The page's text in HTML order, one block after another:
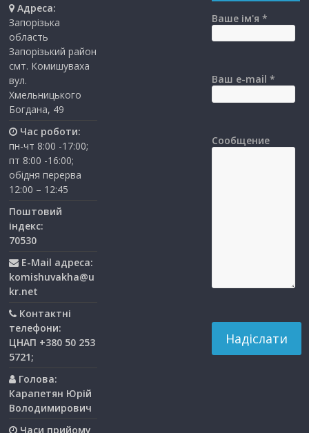
Адреса:
Запорізька
область
Запорізький район
смт. Комишуваха
вул.
Хмельницького
Богдана, 49
Час роботи:
пн-чт 8:00 -17:00;
пт 8:00 -16:00;
обідня перерва
12:00 – 12:45
Поштовий
індекс:
70530
E-Mail адреса:
komishuvakha@u
kr.net
Контактні
телефони:
ЦНАП +380 50 253
5721;
Голова:
Карапетян Юрій
Володимирович
Часи прийому
Ваше ім'я *
Ваш e-mail *
Сообщение